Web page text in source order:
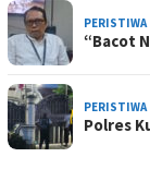
PERISTIWA
“Bacot
PERISTIWA
Polres